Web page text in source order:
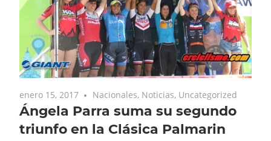
enero 15, 2017 Nacionales, Noticias, Uncategorized
Ángela Parra suma su segundo
triunfo en la Clásica Palmarin